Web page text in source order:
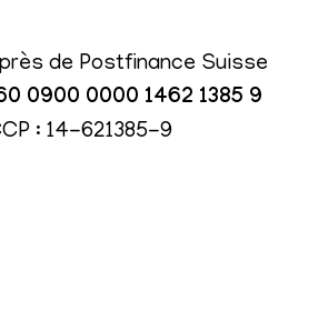
de Postfinance Suisse
0900 0000 1462 1385 9
: 14-621385-9